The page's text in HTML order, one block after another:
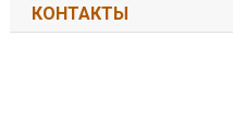
КОНТАКТЫ